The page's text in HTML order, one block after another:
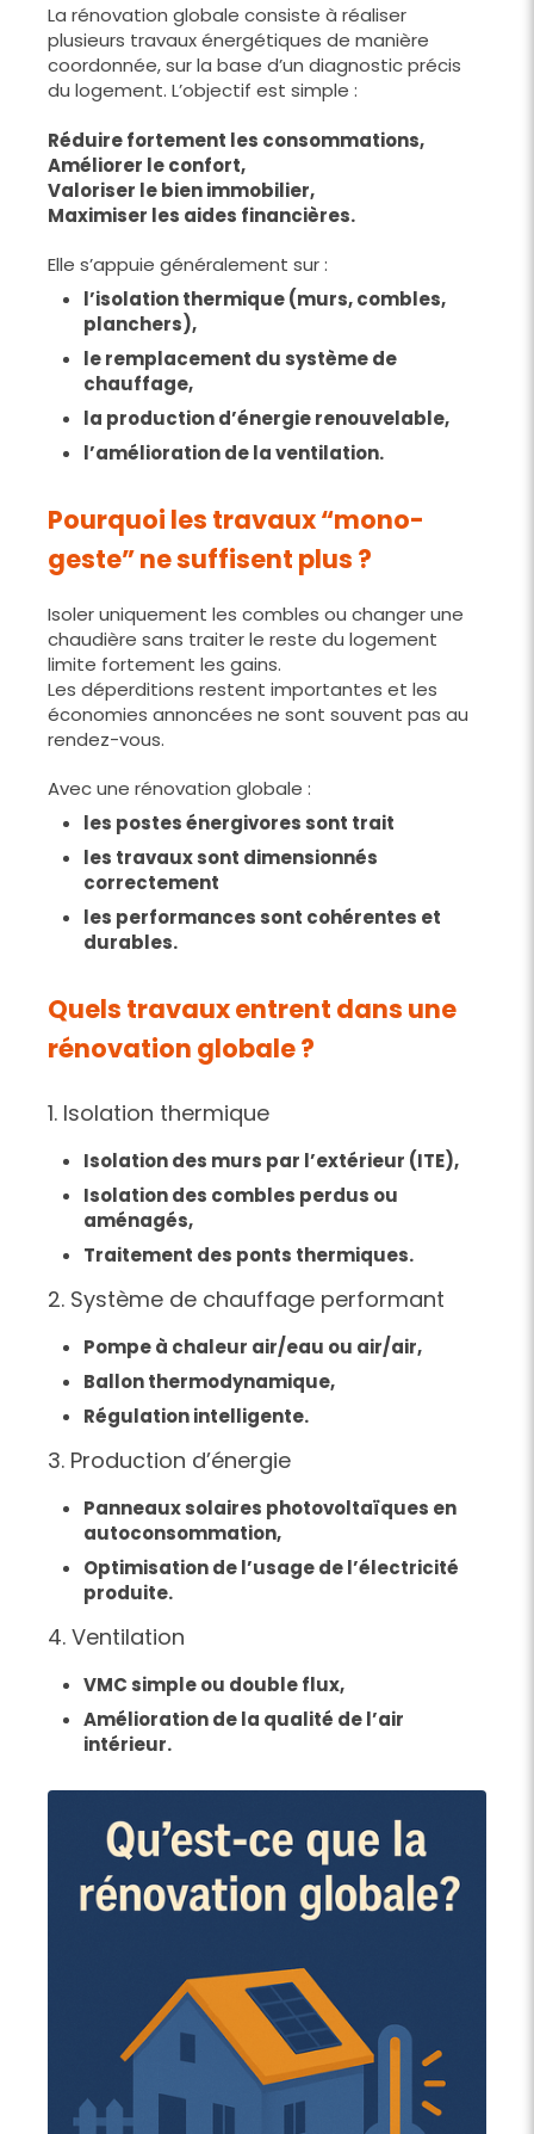
La rénovation globale consiste à réaliser
plusieurs travaux énergétiques de manière
coordonnée, sur la base d’un diagnostic précis
du logement. L’objectif est simple :
Réduire fortement les consommations,
Améliorer le confort,
Valoriser le bien immobilier,
Maximiser les aides financières.
Elle s’appuie généralement sur :
l’isolation thermique (murs, combles,
planchers),
le remplacement du système de
chauffage,
la production d’énergie renouvelable,
l’amélioration de la ventilation.
Pourquoi les travaux “mono-
geste” ne suffisent plus ?
Isoler uniquement les combles ou changer une
chaudière sans traiter le reste du logement
limite fortement les gains.
Les déperditions restent importantes et les
économies annoncées ne sont souvent pas au
rendez-vous.
Avec une rénovation globale :
les postes énergivores sont trait
les travaux sont dimensionnés
correctement
les performances sont cohérentes et
durables.
Quels travaux entrent dans une
rénovation globale ?
1. Isolation thermique
Isolation des murs par l’extérieur (ITE),
Isolation des combles perdus ou
aménagés,
Traitement des ponts thermiques.
2. Système de chauffage performant
Pompe à chaleur air/eau ou air/air,
Ballon thermodynamique,
Régulation intelligente.
3. Production d’énergie
Panneaux solaires photovoltaïques en
autoconsommation,
Optimisation de l’usage de l’électricité
produite.
4. Ventilation
VMC simple ou double flux,
Amélioration de la qualité de l’air
intérieur.